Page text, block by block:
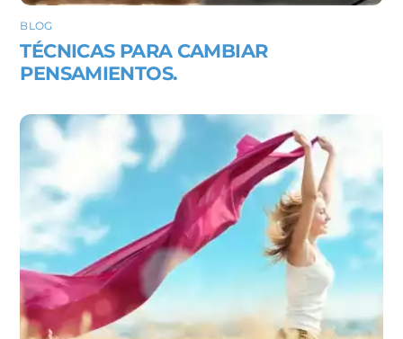
BLOG
TÉCNICAS PARA CAMBIAR
PENSAMIENTOS.